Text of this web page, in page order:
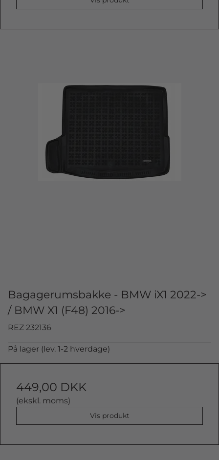
Bagagerumsbakke - BMW iX1 2022->
/ BMW X1 (F48) 2016->
REZ 232136
På lager (lev. 1-2 hverdage)
449,00 DKK
(ekskl. moms)
Vis produkt